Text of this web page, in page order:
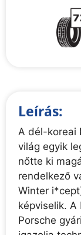
Leírás:
A dél-koreai
világ egyik
nőtte ki
rendelkező
Winter
képviselik. A
Porsche